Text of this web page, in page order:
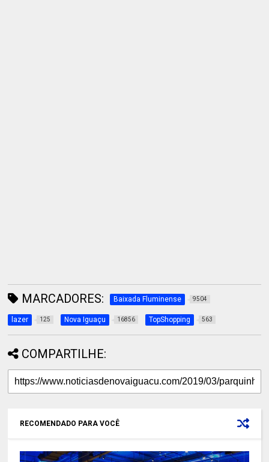
MARCADORES: Baixada Fluminense 9504
lazer 125 Nova Iguaçu 16856 TopShopping 563
COMPARTILHE:
RECOMENDADO PARA VOCÊ